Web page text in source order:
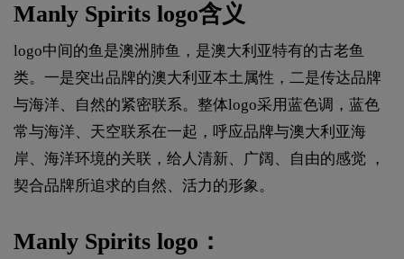
Manly Spirits logo含义
logo中间的鱼是澳洲肺鱼，是澳大利亚特有的古老鱼
类。一是突出品牌的澳大利亚本土属性，二是传达品牌
与海洋、自然的紧密联系。整体logo采用蓝色调，蓝色
常与海洋、天空联系在一起，呼应品牌与澳大利亚海
岸、海洋环境的关联，给人清新、广阔、自由的感觉 ，
契合品牌所追求的自然、活力的形象。
Manly Spirits logo：